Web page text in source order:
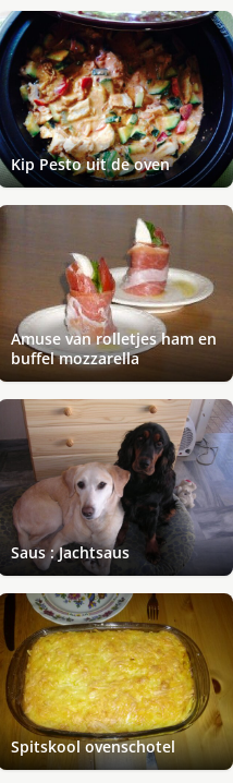
Kip Pesto uit de oven
Amuse van rolletjes ham en
buffel mozzarella
Saus : Jachtsaus
Spitskool ovenschotel